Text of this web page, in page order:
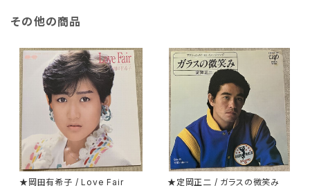
その他の商品
★岡田有希子 / Love Fair ★定岡正二 / ガラスの微笑み